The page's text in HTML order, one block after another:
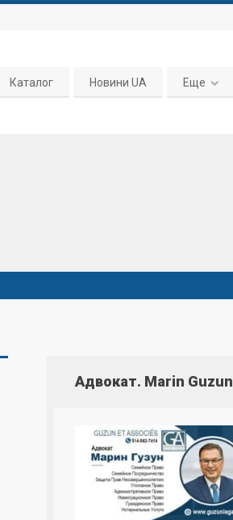
Каталог Новини UA Еще
Адвокат. Marin Guzun